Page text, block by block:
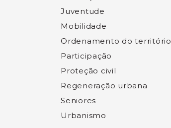
Juventude
Mobilidade
Ordenamento do território
Participação
Proteção civil
Regeneração urbana
Seniores
Urbanismo